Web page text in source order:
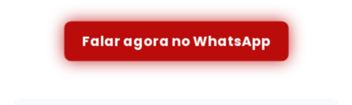
Falar agora no WhatsApp